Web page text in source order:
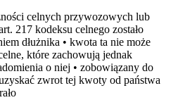
celnych przywozowych lub
217 kodeksu celnego zostało
dłużnika • kwota ta nie może
które zachowują jednak
o niej • zobowiązany do
zwrot tej kwoty od państwa